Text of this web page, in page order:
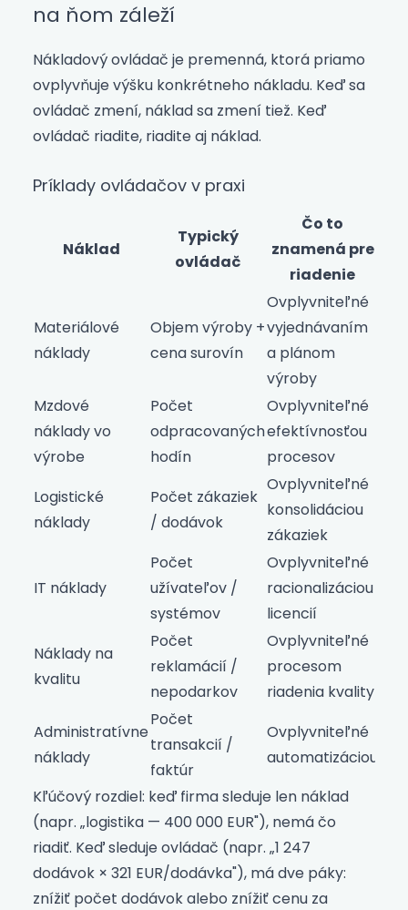
na ňom záleží
Nákladový ovládač je premenná, ktorá priamo
ovplyvňuje výšku konkrétneho nákladu. Keď sa
ovládač zmení, náklad sa zmení tiež. Keď
ovládač riadite, riadite aj náklad.
Príklady ovládačov v praxi
Náklad
Typický
ovládač
Čo to
znamená pre
riadenie
Materiálové
náklady
Objem výroby +
cena surovín
Ovplyvniteľné
vyjednávaním
a plánom
výroby
Mzdové
náklady vo
výrobe
Počet
odpracovaných
hodín
Ovplyvniteľné
efektívnosťou
procesov
Logistické
náklady
Počet zákaziek
/ dodávok
Ovplyvniteľné
konsolidáciou
zákaziek
IT náklady
Počet
užívateľov /
systémov
Ovplyvniteľné
racionalizáciou
licencií
Náklady na
kvalitu
Počet
reklamácií /
nepodarkov
Ovplyvniteľné
procesom
riadenia kvality
Administratívne
náklady
Počet
transakcií /
faktúr
Ovplyvniteľné
automatizáciou
Kľúčový rozdiel: keď firma sleduje len náklad
(napr. „logistika — 400 000 EUR"), nemá čo
riadiť. Keď sleduje ovládač (napr. „1 247
dodávok × 321 EUR/dodávka"), má dve páky:
znížiť počet dodávok alebo znížiť cenu za